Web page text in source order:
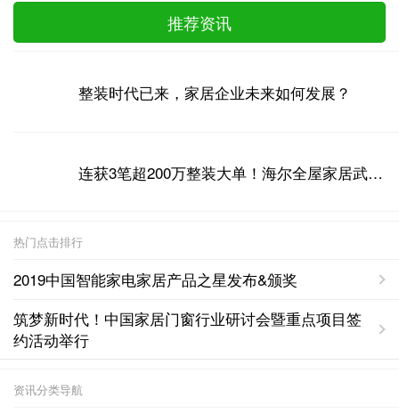
推荐资讯
整装时代已来，家居企业未来如何发展？
连获3笔超200万整装大单！海尔全屋家居武汉掀起整装风潮
热门点击排行
2019中国智能家电家居产品之星发布&颁奖
筑梦新时代！中国家居门窗行业研讨会暨重点项目签
约活动举行
资讯分类导航